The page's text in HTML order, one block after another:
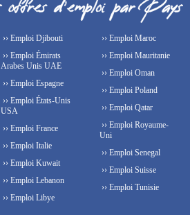
›› Emploi Djibouti
›› Emploi Émirats
Arabes Unis UAE
›› Emploi Espagne
›› Emploi États-Unis
USA
›› Emploi France
›› Emploi Italie
›› Emploi Kuwait
›› Emploi Lebanon
›› Emploi Libye
›› Emploi Maroc
›› Emploi Mauritanie
›› Emploi Oman
›› Emploi Poland
›› Emploi Qatar
›› Emploi Royaume-
Uni
›› Emploi Senegal
›› Emploi Suisse
›› Emploi Tunisie